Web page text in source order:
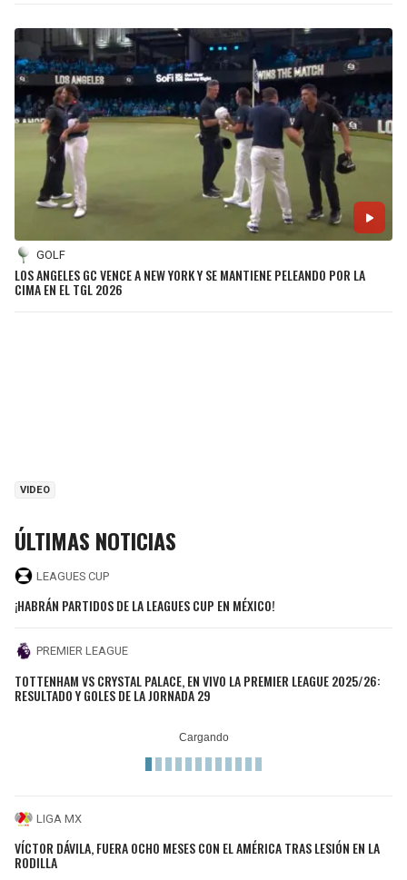
GOLF
LOS ANGELES GC VENCE A NEW YORK Y SE MANTIENE PELEANDO POR LA
CIMA EN EL TGL 2026
VIDEO
ÚLTIMAS NOTICIAS
LEAGUES CUP
¡HABRÁN PARTIDOS DE LA LEAGUES CUP EN MÉXICO!
PREMIER LEAGUE
TOTTENHAM VS CRYSTAL PALACE, EN VIVO LA PREMIER LEAGUE 2025/26:
RESULTADO Y GOLES DE LA JORNADA 29
LIGA MX
VÍCTOR DÁVILA, FUERA OCHO MESES CON EL AMÉRICA TRAS LESIÓN EN LA
RODILLA